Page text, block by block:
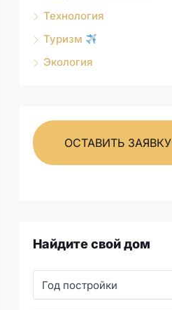
Технология
Туризм
Экология
ОСТАВИТЬ ЗАЯВКУ
Найдите свой дом